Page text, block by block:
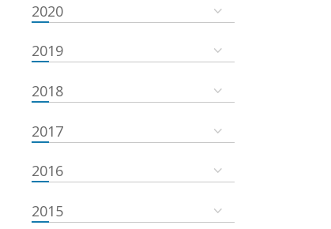
2020
2019
2018
2017
2016
2015